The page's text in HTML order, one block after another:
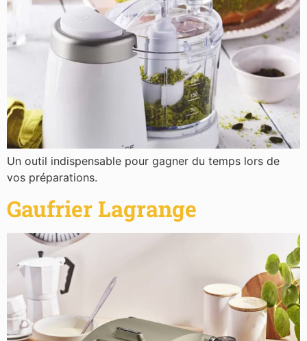
Un outil indispensable pour gagner du temps lors de
vos préparations.
Gaufrier Lagrange